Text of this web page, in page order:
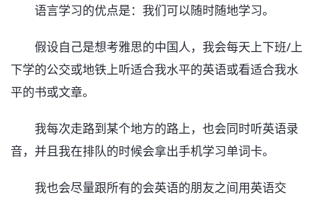
语言学习的优点是：我们可以随时随地学习。
假设自己是想考雅思的中国人，我会每天上下班/上
下学的公交或地铁上听适合我水平的英语或看适合我水
平的书或文章。
我每次走路到某个地方的路上，也会同时听英语录
音，并且我在排队的时候会拿出手机学习单词卡。
我也会尽量跟所有的会英语的朋友之间用英语交